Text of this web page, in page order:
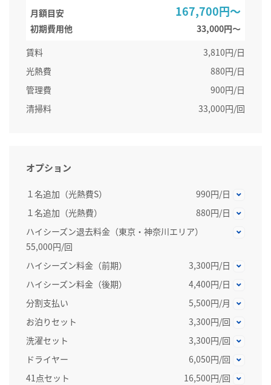
月額目安 167,700円～
初期費用他
33,000円〜
賃料
3,810円/日
光熱費
880円/日
管理費
900円/日
清掃料
33,000円/回
オプション
１名追加（光熱費S）
990円/日
１名追加（光熱費）
880円/日
ハイシーズン退去料金（東京・神奈川エリア）
55,000円/回
ハイシーズン料金（前期）
3,300円/日
ハイシーズン料金（後期）
4,400円/日
分割支払い
5,500円/月
お泊りセット
3,300円/回
洗濯セット
3,300円/回
ドライヤー
6,050円/回
41点セット
16,500円/回